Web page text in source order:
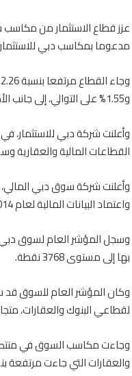
عزز قطاع الاستثمار من مكاسب
مدعوما بمكاسب دبي
و1.55% على التوالي، إلى جانب الأداء الإيجابي لسهم الخليجية للاستثمارات.
القطاعات المالية والعقارية
واعتماد البيانات المالية لعام 2014.
بها إلى مستوى 3768 نقطة.
لقطاعي البنوك والعقارات،
وجاءت مكاسب السوق في منتصف
والعقارات التي جاءت مرتفعة بنسبة 1.85% و1.19% و0.95% لكل منها